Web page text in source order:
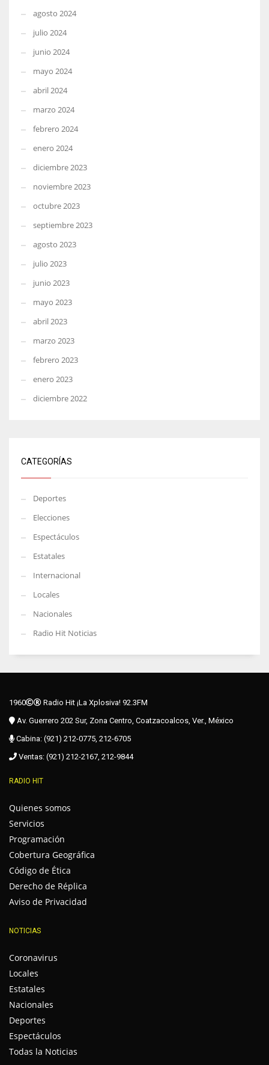
agosto 2024
julio 2024
junio 2024
mayo 2024
abril 2024
marzo 2024
febrero 2024
enero 2024
diciembre 2023
noviembre 2023
octubre 2023
septiembre 2023
agosto 2023
julio 2023
junio 2023
mayo 2023
abril 2023
marzo 2023
febrero 2023
enero 2023
diciembre 2022
CATEGORÍAS
Deportes
Elecciones
Espectáculos
Estatales
Internacional
Locales
Nacionales
Radio Hit Noticias
1960
Radio Hit ¡La Xplosiva! 92.3FM
Av. Guerrero 202 Sur, Zona Centro, Coatzacoalcos, Ver., México
Cabina: (921) 212-0775, 212-6705
Ventas: (921) 212-2167, 212-9844
RADIO HIT
Quienes somos
Servicios
Programación
Cobertura Geográfica
Código de Ética
Derecho de Réplica
Aviso de Privacidad
NOTICIAS
Coronavirus
Locales
Estatales
Nacionales
Deportes
Espectáculos
Todas la Noticias